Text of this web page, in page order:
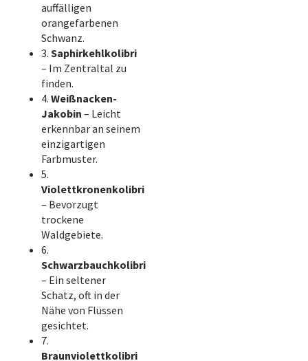
auffälligen
orangefarbenen
Schwanz.
3. Saphirkehlkolibri
– Im Zentraltal zu
finden.
4. Weißnacken-
Jakobin – Leicht
erkennbar an seinem
einzigartigen
Farbmuster.
5.
Violettkronenkolibri
– Bevorzugt
trockene
Waldgebiete.
6.
Schwarzbauchkolibri
– Ein seltener
Schatz, oft in der
Nähe von Flüssen
gesichtet.
7.
Braunviolettkolibri